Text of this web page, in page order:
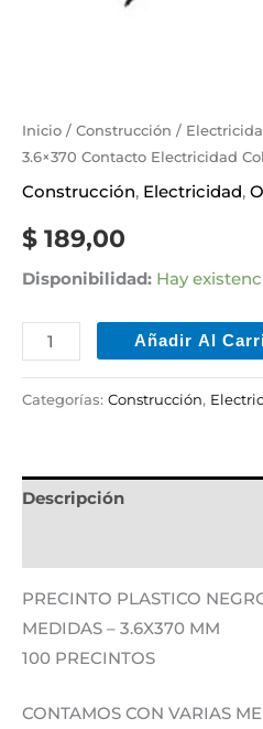
Inicio / Construcción /
3.6×370 Contacto Electricidad
Construcción, Electricidad,
$ 189,00
Disponibilidad: Hay
Añadir Al
Categorías: Construcción,
Descripción
PRECINTO PLASTICO
MEDIDAS – 3.6X370 MM
100 PRECINTOS
CONTAMOS CON VARIAS